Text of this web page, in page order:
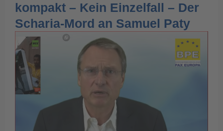
kompakt – Kein Einzelfall – Der
Scharia-Mord an Samuel Paty